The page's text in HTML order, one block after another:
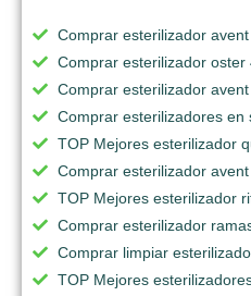
Comprar esterilizador
Comprar esterilizador oster
Comprar esterilizador
Comprar esterilizadores en
TOP Mejores esterilizador
Comprar esterilizador
TOP Mejores esterilizador
Comprar esterilizador
Comprar limpiar
TOP Mejores